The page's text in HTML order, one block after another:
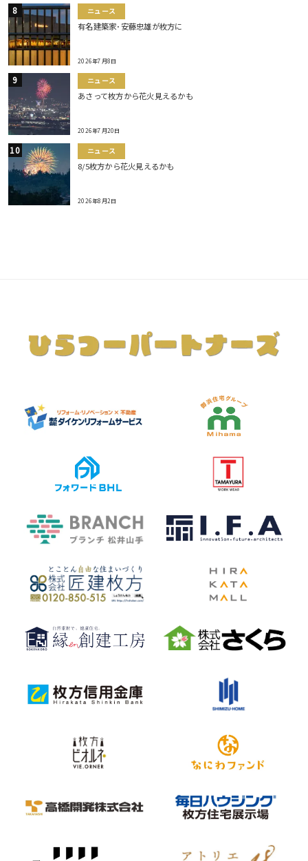
ニュース
有名建築家･安藤忠雄が枚方に
2026年7月8日
ニュース
あさって枚方から花火見えるかも
2026年7月20日
ニュース
8/5枚方から花火見えるかも
2026年8月2日